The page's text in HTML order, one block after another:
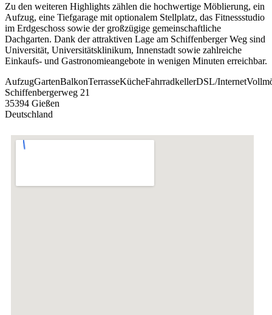
Zu den weiteren Highlights zählen die hochwertige Möblierung, ein
Aufzug, eine Tiefgarage mit optionalem Stellplatz, das Fitnessstudio
im Erdgeschoss sowie der großzügige gemeinschaftliche
Dachgarten. Dank der attraktiven Lage am Schiffenberger Weg sind
Universität, Universitätsklinikum, Innenstadt sowie zahlreiche
Einkaufs- und Gastronomieangebote in wenigen Minuten erreichbar.
AufzugGartenBalkonTerrasseKücheFahrradkellerDSL/Internet
Schiffenbergerweg 21
35394 Gießen
Deutschland